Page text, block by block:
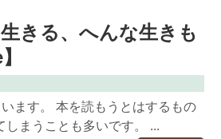
きる、へんな生きも
ます。 本を読もうとはするもの
まうことも多いです。 ...